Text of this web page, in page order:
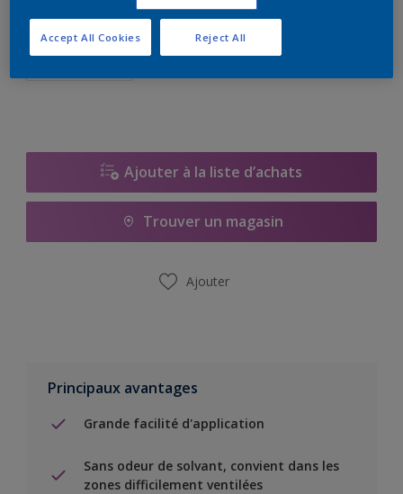
Quantité
Ajouter à la liste d’achats
Trouver un magasin
Ajouter
Principaux avantages
Grande facilité d'application
Sans odeur de solvant, convient dans les
zones difficilement ventilées
Reject All
Accept All Cookies